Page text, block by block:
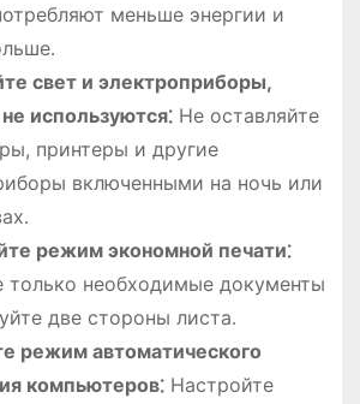
меньше энергии и
свет и электроприборы,
используются⁚Не оставляйте
принтеры и другие
включенными на ночь или
режим экономной печати⁚
только необходимые документы
две стороны листа․
режим автоматического
компьютеров⁚Настройте